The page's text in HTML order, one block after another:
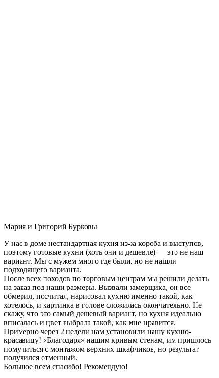
Мария и Григорий Бурковы
У нас в доме нестандартная кухня из-за короба и выступов,
поэтому готовые кухни (хоть они и дешевле) — это не наш
вариант. Мы с мужем много где были, но не нашли
подходящего варианта.
После всех походов по торговым центрам мы решили делать
на заказ под наши размеры. Вызвали замерщика, он все
обмерил, посчитал, нарисовал кухню именно такой, как
хотелось, и картинка в голове сложилась окончательно. Не
скажу, что это самый дешевый вариант, но кухня идеально
вписалась и цвет выбрала такой, как мне нравится.
Примерно через 2 недели нам установили нашу кухню-
красавицу! «Благодаря» нашим кривым стенам, им пришлось
помучиться с монтажом верхних шкафчиков, но результат
получился отменный.
Большое всем спасибо! Рекомендую!